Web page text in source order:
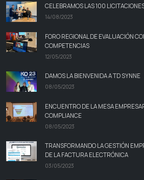
CELEBRAMOS LAS 100
14/08/2023
FORO REGIONAL DE EVALUACIÓN
COMPETENCIAS
12/05/2023
DAMOS LA BIENVENIDA A TD SYNNE
08/05/2023
ENCUENTRO DE LA MESA
COMPLIANCE
08/05/2023
TRANSFORMANDO LA GESTIÓN
DE LA FACTURA ELECTRÓNICA
03/05/2023